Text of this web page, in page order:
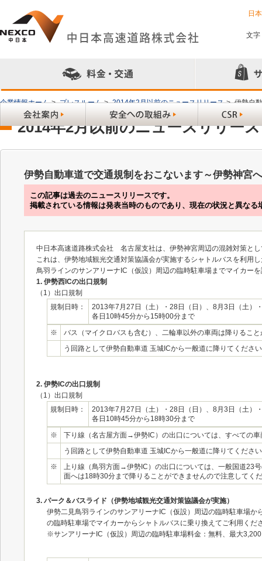
日
文字
企業情報ホーム > プレスルーム > 2014年2月以前のニュースリリース > 伊勢自
2014年2月以前のニュースリリース
伊勢自動車道で交通規制をおこないます～伊勢神宮
この記事は過去のニュースリリースです。
掲載されている情報は発表当時のものであり、現在の状況と異なる
中日本高速道路株式会社 名古屋支社は、伊勢神宮周辺の混雑対策と
これは、伊勢地域観光交通対策協議会が実施するシャトルバスを利用
鳥羽ラインのサンアリーナIC（仮設）周辺の臨時駐車場までマイカー
1. 伊勢西ICの出口規制
（1）出口規制
規制日時：
2013年7月27日（土）・28日（日）、8月3日（土）
各日10時45分から15時00分まで
※
バス（マイクロバスも含む）、二輪車以外の車両は降りるこ
う回路として伊勢自動車道 玉城ICから一般道に降りてくださ
2. 伊勢ICの出口規制
（1）出口規制
規制日時：
2013年7月27日（土）・28日（日）、8月3日（土）
各日10時45分から18時30分まで
※
下り線（名古屋方面→伊勢IC）の出口については、すべての
う回路として伊勢自動車道 玉城ICから一般道に降りてください
※
上り線（鳥羽方面→伊勢IC）の出口については、一般国道23
面へは18時30分まで降りることができませんので注意してく
3. パーク＆バスライド（伊勢地域観光交通対策協議会が実施）
伊勢二見鳥羽ラインのサンアリーナIC（仮設）周辺の臨時駐車場
の臨時駐車場でマイカーからシャトルバスに乗り換えてご利用く
※サンアリーナIC（仮設）周辺の臨時駐車場料金：無料、最大